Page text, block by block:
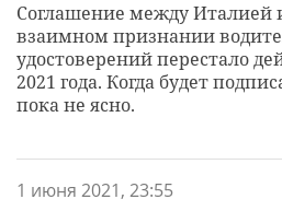
Соглашение между Италией
взаимном признании
удостоверений перестало
2021 года. Когда будет
пока не ясно.
1 июня 2021, 23:55